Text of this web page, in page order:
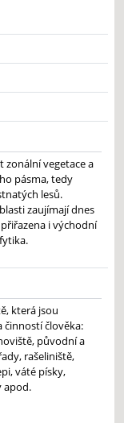
zonální vegetace a
pásma, tedy
lesů.
zaujímají dnes
i východní
která jsou
činností člověka:
původní a
rašeliniště,
váté písky,
apod.